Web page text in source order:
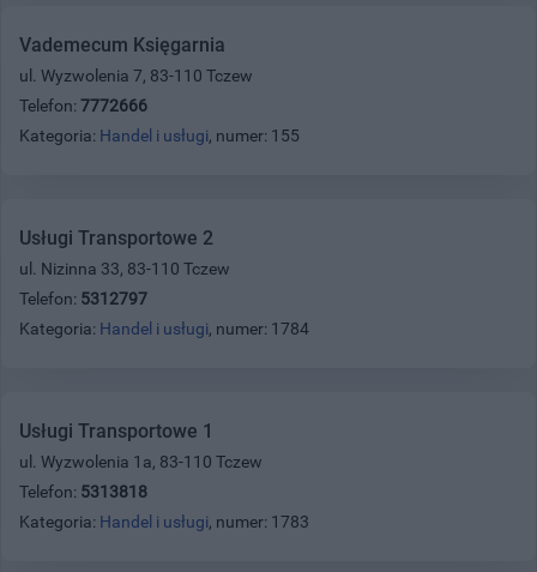
Vademecum Księgarnia
ul. Wyzwolenia 7, 83-110 Tczew
Telefon: 7772666
Kategoria: Handel i usługi, numer: 155
Usługi Transportowe 2
ul. Nizinna 33, 83-110 Tczew
Telefon: 5312797
Kategoria: Handel i usługi, numer: 1784
Usługi Transportowe 1
ul. Wyzwolenia 1a, 83-110 Tczew
Telefon: 5313818
Kategoria: Handel i usługi, numer: 1783